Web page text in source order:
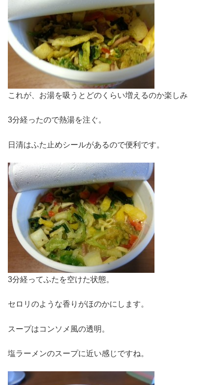
これが、お湯を吸うとどのくらい増えるのか楽しみ
3分経ったので熱湯を注ぐ。
日清はふた止めシールがあるので便利です。
3分経ってふたを空けた状態。
セロリのような香りがほのかにします。
スープはコンソメ風の透明。
塩ラーメンのスープに近い感じですね。